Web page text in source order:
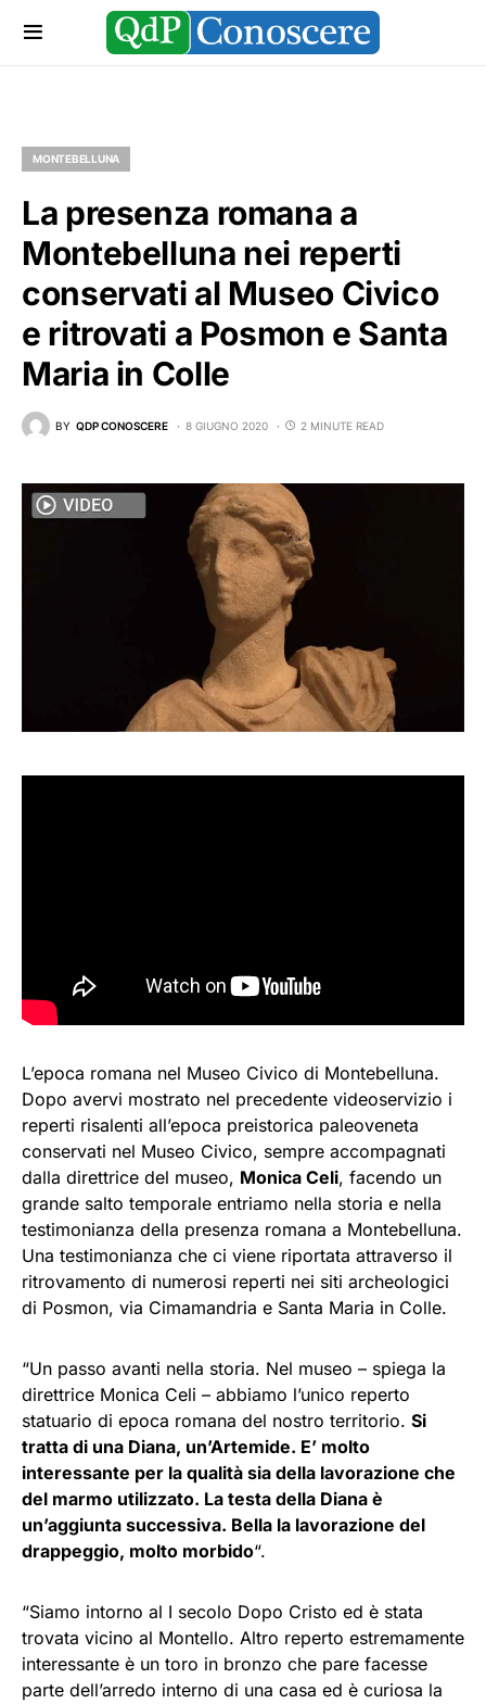
MONTEBELLUNA
La presenza romana a
Montebelluna nei reperti
conservati al Museo Civico
e ritrovati a Posmon e Santa
Maria in Colle
BY QDP CONOSCERE 8 GIUGNO 2020 2 MINUTE READ
L’epoca romana nel Museo Civico di Montebelluna.
Dopo avervi mostrato nel precedente videoservizio i
reperti risalenti all’epoca preistorica paleoveneta
conservati nel Museo Civico, sempre accompagnati
dalla direttrice del museo, Monica Celi, facendo un
grande salto temporale entriamo nella storia e nella
testimonianza della presenza romana a Montebelluna.
Una testimonianza che ci viene riportata attraverso il
ritrovamento di numerosi reperti nei siti archeologici
di Posmon, via Cimamandria e Santa Maria in Colle.
“Un passo avanti nella storia. Nel museo – spiega la
direttrice Monica Celi – abbiamo l’unico reperto
statuario di epoca romana del nostro territorio. Si
tratta di una Diana, un’Artemide. E’ molto
interessante per la qualità sia della lavorazione che
del marmo utilizzato. La testa della Diana è
un’aggiunta successiva. Bella la lavorazione del
drappeggio, molto morbido“.
“Siamo intorno al I secolo Dopo Cristo ed è stata
trovata vicino al Montello. Altro reperto estremamente
interessante è un toro in bronzo che pare facesse
parte dell’arredo interno di una casa ed è curiosa la